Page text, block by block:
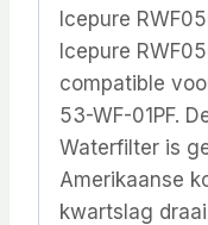
Icepure
Icepure
compatible
53-WF-01PF.
Waterfilter is
Amerikaanse
kwartslag